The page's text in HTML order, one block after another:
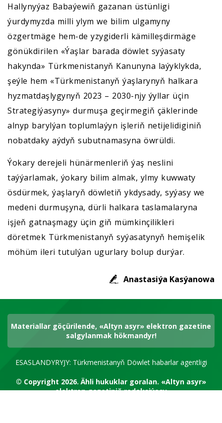
Hallynyýaz Babaýewiň gazanan üstünligi
ýurdymyzda milli ylym we bilim ulgamyny
özgertmäge hem-de yzygiderli kämilleşdirmäge
gönükdirilen «Ýaşlar barada döwlet syýasaty
hakynda» Türkmenistanyň Kanunyna laýyklykda,
şeýle hem «Türkmenistanyň ýaşlarynyň halkara
hyzmatdaşlygynyň 2023 – 2030-njy ýyllar üçin
Strategiýasyny» durmuşa geçirmegiň çäklerinde
alnyp barylýan toplumlaýyn işleriň netijelidiginiň
nobatdaky aýdyň subutnamasyna öwrüldi.
Ýokary derejeli hünärmenleriň ýaş neslini
taýýarlamak, ýokary bilim almak, ylmy kuwwaty
ösdürmek, ýaşlaryň döwletiň ykdysady, syýasy we
medeni durmuşyna, dürli halkara taslamalaryna
işjeň gatnaşmagy üçin giň mümkinçilikleri
döretmek Türkmenistanyň syýasatynyň hemişelik
möhüm ileri tutulýan ugurlary bolup durýar.
Anastasiýa Kasýanowa
Materiallar göçürilende, «Altyn asyr» elektron gazetine
salgylanmak hökmandyr!
ESASLANDYRYJY: Türkmenistanyň Döwlet habarlar agentligi
© Copyright 2026. Ähli hukuklar goralan. «Altyn asyr»
elektron gazetiniň redaksiýasy